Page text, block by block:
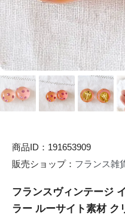
商品ID：191653909
販売ショップ： フランス雑
フランスヴィンテージ
ラー ルーサイト素材 ク